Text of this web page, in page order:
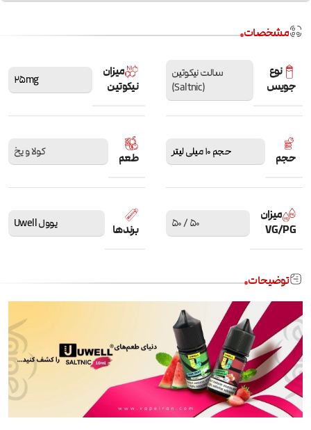
مشخصات
نوع
جویس
سالت نیکوتین
(Saltnic)
میزان
نیکوتین
25mg
حجم حجم 10 میلی لیتر طعم کولا و یخ
میزان
VG/PG
50 / 50 برندها یوول Uwell
توضیحات